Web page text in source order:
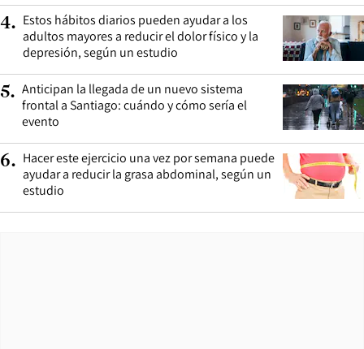
4. Estos hábitos diarios pueden ayudar a los
adultos mayores a reducir el dolor físico y la
depresión, según un estudio
5. Anticipan la llegada de un nuevo sistema
frontal a Santiago: cuándo y cómo sería el
evento
6. Hacer este ejercicio una vez por semana puede
ayudar a reducir la grasa abdominal, según un
estudio